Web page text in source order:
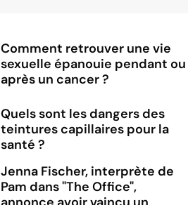
Comment retrouver une vie
sexuelle épanouie pendant ou
après un cancer ?
Quels sont les dangers des
teintures capillaires pour la
santé ?
Jenna Fischer, interprète de
Pam dans "The Office",